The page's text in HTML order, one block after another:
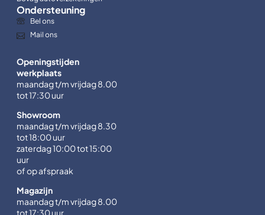
Ondersteuning
Bel ons
Mail ons
Openingstijden
werkplaats
maandag t/m vrijdag 8.00
tot 17:30 uur
Showroom
maandag t/m vrijdag 8.30
tot 18:00 uur
zaterdag 10:00 tot 15:00
uur
of op afspraak
Magazijn
maandag t/m vrijdag 8.00
tot 17:30 uur